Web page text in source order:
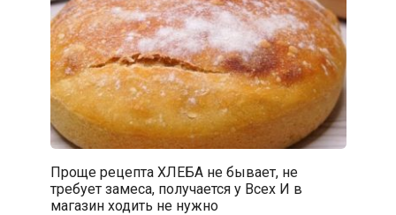
Проще рецепта ХЛЕБА не бывает, не
требует замеса, получается у Всех И в
магазин ходить не нужно